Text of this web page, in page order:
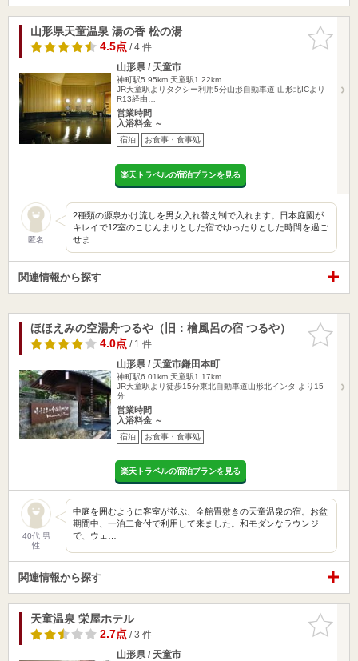
お気に入
りに追加
山形県天童温泉 湯の香 松の湯
4.5点/ 4 件
山形県 / 天童市
神町駅5.95km 天童駅1.22km
JR天童駅よりタクシー利用5分山形自動車道 山形北ICより
R13経由…
営業時間
入浴料金 ～
宿泊 お食事・食事処
楽天トラベルの宿泊プランを見る
匿名
2種類の源泉かけ流しを男女入れ替え制で入れます。日本庭園が
キレイで12室のこじんまりとした宿でゆったりとした時間を過ご
せま…
関連情報から探す
お気に入
りに追加
ほほえみの空湯舟つるや（旧：檜風呂の宿 つるや）
4.0点/ 1 件
山形県 / 天童市鎌田本町
神町駅6.01km 天童駅1.17km
JR天童駅より徒歩15分東北自動車道山形北インタ-より15
分
営業時間
入浴料金 ～
宿泊 お食事・食事処
楽天トラベルの宿泊プランを見る
40代 男
性
中庭を囲むように客室が並ぶ、全館畳敷きの天童温泉の宿。お盆
期間中、一泊二食付で利用して来ました。和モダンなラウンジ
で、ウェ…
関連情報から探す
お気に入
りに追加
天童温泉 栄屋ホテル
2.7点/ 3 件
山形県 / 天童市